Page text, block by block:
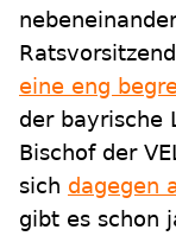
eine eng
der bayrische
Bischof der
sich dagegen
gibt es schon